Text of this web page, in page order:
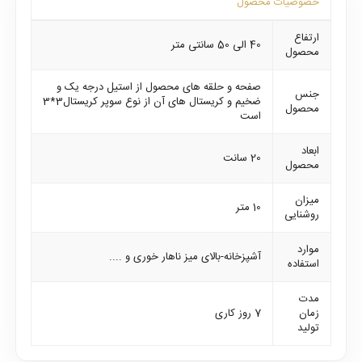
ارتفاع
محصول
40 الی 50 سانتی متر
جنس
محصول
صفحه و حلقه های محصول از استیل درجه یک و
ضخیم و کریستال های آن از نوع سوپر کریستال3*3
است
ابعاد
محصول
20 سانت
میزان
روشنایی
10 متر
موارد
استفاده
آشپزخانه-بالای میز ناهار خوری و ....
مدت
زمان
تولید
7 روز کاری